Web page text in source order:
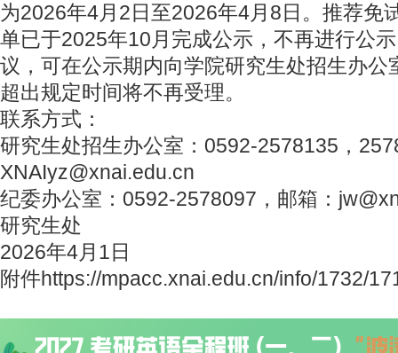
为2026年4月2日至2026年4月8日。推荐免
单已于2025年10月完成公示，不再进行公
议，可在公示期内向学院研究生处招生办公
超出规定时间将不再受理。
联系方式：
研究生处招生办公室：0592-2578135，
XNAIyz@xnai.edu.cn
纪委办公室：0592-2578097，邮箱：
研究生处
2026年4月1日
附件https://mpacc.xnai.edu.cn/info/1732/